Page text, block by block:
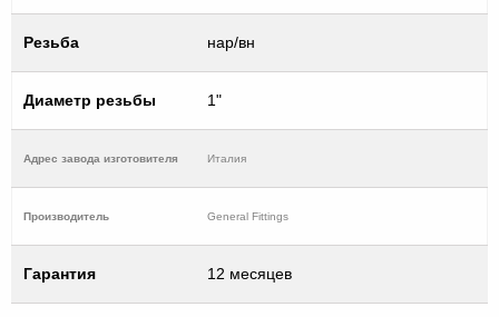
Резьба нар/вн
Диаметр резьбы 1"
Адрес завода изготовителя Италия
Производитель General Fittings
Гарантия 12 месяцев